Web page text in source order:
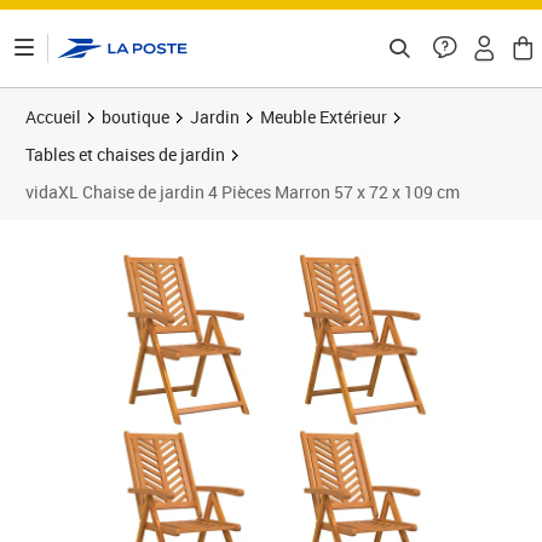
Accueil boutique Jardin
Meuble Extérieur
Tables et chaises de jardin
vidaXL Chaise de jardin 4 Pièces Marron 57 x 72 x 109 cm